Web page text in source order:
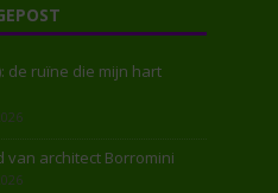
de ruïne die mijn hart
van architect Borromini